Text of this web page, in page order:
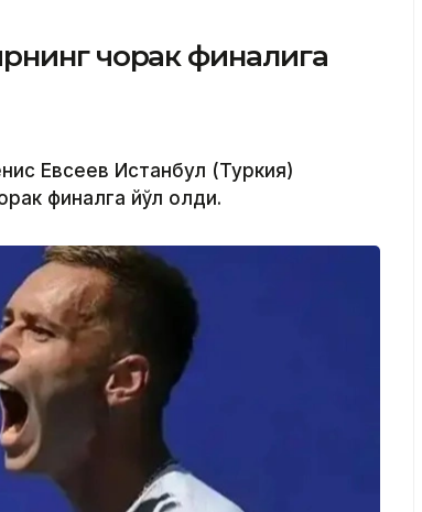
чорак финалига
Евсеев Истанбул (Туркия)
финалга йўл олди.